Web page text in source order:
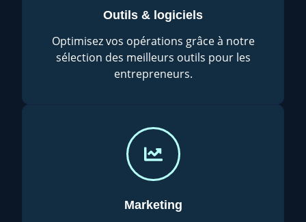
Outils & logiciels
Optimisez vos opérations grâce à notre
sélection des meilleurs outils pour les
entrepreneurs.
Marketing